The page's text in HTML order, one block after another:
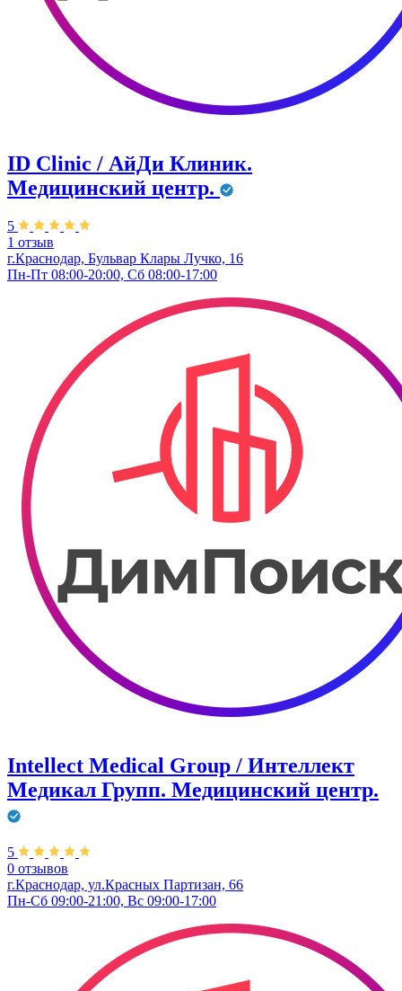
ID Clinic / АйДи Клиник.
Медицинский центр.
5
1 отзыв
г.Краснодар, Бульвар ​Клары Лучко, 16
Пн-Пт 08:00-20:00, Сб 08:00-17:00
Intellect Medical Group / Интеллект
Медикал Групп. Медицинский центр.
5
0 отзывов
г.Краснодар, ул.Красных Партизан, 66
Пн-Сб 09:00-21:00, Вс 09:00-17:00